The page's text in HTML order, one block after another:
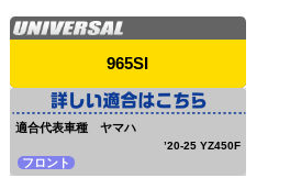
965SI
適合代表車種 ヤマハ
’20-25 YZ450F
フロント